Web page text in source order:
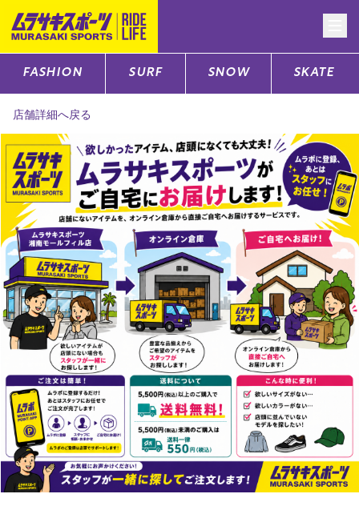
CATEGORY
サーフTOP
スノーTOP
スケートTOP
CONTENTS
ブランド一覧
特集一覧
スタッフスナップ
SUPPORT
ご利用ガイド
会員ランク
店頭受取サービス
ギフトラッピング
アフターサポート
下取り保証について
店舗一覧
FASHION SURF SNOW SKATE
店舗詳細へ戻る